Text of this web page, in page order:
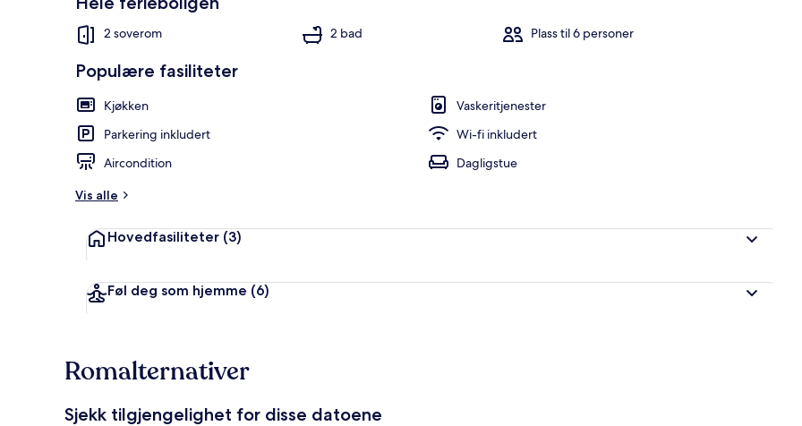
Hus (2 Bedrooms) | Innvendig
2 soverom 2 bad Plass til 6 personer
Populære fasiliteter
Kjøkken
Vaskeritjenester
Parkering inkludert
Wi-fi inkludert
Aircondition
Dagligstue
Vis alle
Hovedfasiliteter (3)
Føl deg som hjemme (6)
Romalternativer
Sjekk tilgjengelighet for disse datoene